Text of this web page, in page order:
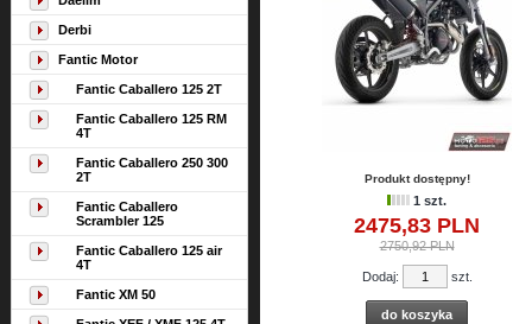
Derbi
Fantic Motor
Fantic Caballero 125 2T
Fantic Caballero 125 RM
4T
Fantic Caballero 250 300
2T
Fantic Caballero
Scrambler 125
Fantic Caballero 125 air
4T
Fantic XM 50
Produkt dostępny!
1 szt.
2475,83 PLN
2750,92 PLN
Dodaj: szt.
do koszyka